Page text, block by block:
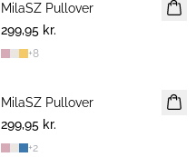
NYHED
2 FOR 500 DKK
MilaSZ Pullover
299,95 kr.
+8
NYHED
2 FOR 500 DKK
MilaSZ Pullover
299,95 kr.
+2